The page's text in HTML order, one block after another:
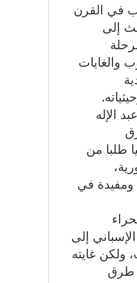
في القرن
إلى
والغايات
الإله
طلبا من
ومفيدة في
الإسباني إلى
ولكن غايته
طرق